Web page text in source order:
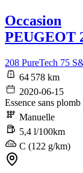
Occasion
PEUGEOT
208 PureTech 75
64 578 km
2020-06-15
Essence sans plomb
Manuelle
5,4 l/100km
C (122 g/km)